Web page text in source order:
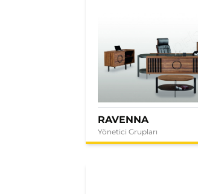
RAVENNA
Yönetici Grupları